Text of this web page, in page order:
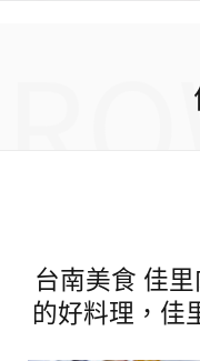
台南美食 佳
的好料理，佳